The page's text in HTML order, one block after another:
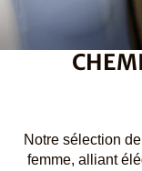
Notre sélection
femme, alliant